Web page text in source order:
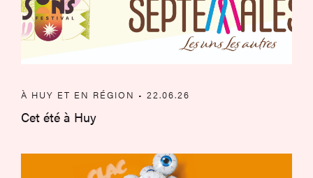
À HUY ET EN RÉGION • 22.06.26
Cet été à Huy
À Huy et en région – Mai et juin